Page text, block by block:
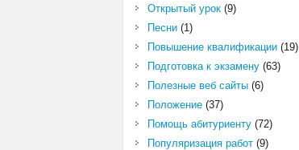
Открытый урок(9)
Песни(1)
Повышение квалификации(19)
Подготовка к экзамену(63)
Полезные веб сайты(6)
Положение(37)
Помощь абитуриенту(72)
Популяризация работ(9)